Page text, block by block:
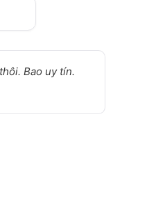
Bao uy tín.